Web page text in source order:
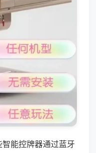
能控牌器通过蓝牙